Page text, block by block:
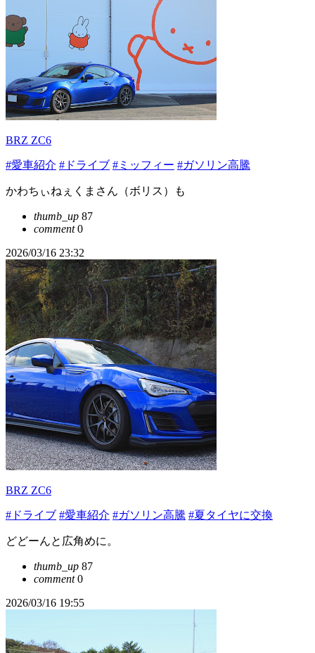
BRZ ZC6
#愛車紹介 #ドライブ #ミッフィー #ガソリン高騰
かわちぃねぇくまさん（ボリス）も
thumb_up 87
comment0
2026/03/16 23:32
BRZ ZC6
#ドライブ #愛車紹介 #ガソリン高騰 #夏タイヤに交換
どどーんと広角めに。
thumb_up 87
comment0
2026/03/16 19:55